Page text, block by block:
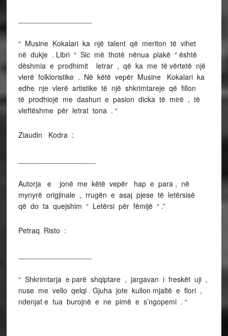
“ Musine Kokalari ka një talent që meriton të vihet
në dukje . Libri “ Sic më thotë nënua plakë “ është
dëshmia e prodhimit letrar , që ka me të vërtetë një
vlerë folkloristike . Në këtë vepër Musine Kokalari ka
edhe nje vlerë artistike të një shkrimtareje që fillon
të prodhiojë me dashuri e pasion dicka të mirë , të
vleftëshme për letrat tona . “
Ziaudin Kodra :
Autorja e jonë me këtë vepër hap e para , në
mynyrë origjinale , rrugën e asaj pjese të letërsisë
që do ta quejshim “ Letërsi për fëmijë “ .”
Petraq Risto :
“ Shkrimtarja e parë shqiptare , jargavan i freskët uji ,
nuse me vello qelqi . Gjuha jote kullon mjaltë e flori ,
ndenjat e tua burojnë e ne pimë e s’ngopemi . “